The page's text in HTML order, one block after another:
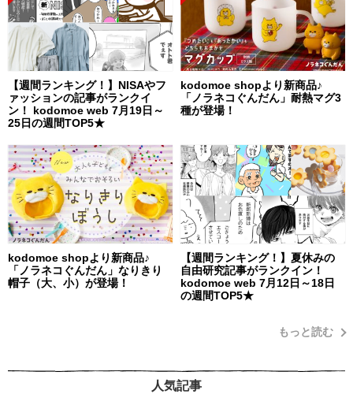
【週間ランキング！】NISAやフ
ァッションの記事がランクイ
ン！ kodomoe web 7月19日～
25日の週間TOP5★
kodomoe shopより新商品♪
「ノラネコぐんだん」耐熱マグ3
種が登場！
kodomoe shopより新商品♪
「ノラネコぐんだん」なりきり
帽子（大、小）が登場！
【週間ランキング！】夏休みの
自由研究記事がランクイン！
kodomoe web 7月12日～18日
の週間TOP5★
もっと読む
人気記事